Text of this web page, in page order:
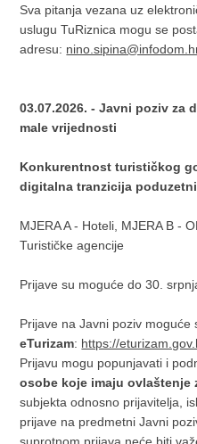
Sva pitanja vezana uz
uslugu TuRiznica mogu se
adresu:
03.07.2026. - Javni poziv
male vrijednosti
Konkurentnost turističkog
digitalna tranzicija
MJERA A - Hoteli, MJERA B -
Turističke agencije
Prijave su moguće do 30.
Prijave na Javni poziv moguće
eTurizam: https://
Prijavu mogu popunjavati i
osobe koje imaju ovlaštenje
subjekta odnosno prijavitelja,
prijave na predmetni Javni